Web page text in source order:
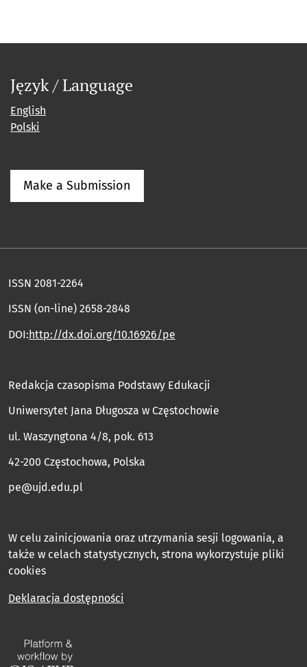
Język / Language
English
Polski
Make a Submission
ISSN 2081-2264
ISSN (on-line) 2658-2848
DOI:http://dx.doi.org/10.16926/pe
Redakcja czasopisma Podstawy Edukacji
Uniwersytet Jana Długosza w Częstochowie
ul. Waszyngtona 4/8, pok. 613
42-200 Częstochowa, Polska
pe@ujd.edu.pl
W celu zainicjowania oraz utrzymania sesji logowania, a
także w celach statystycznych, strona wykorzystuje pliki
cookies
Deklaracja dostępności